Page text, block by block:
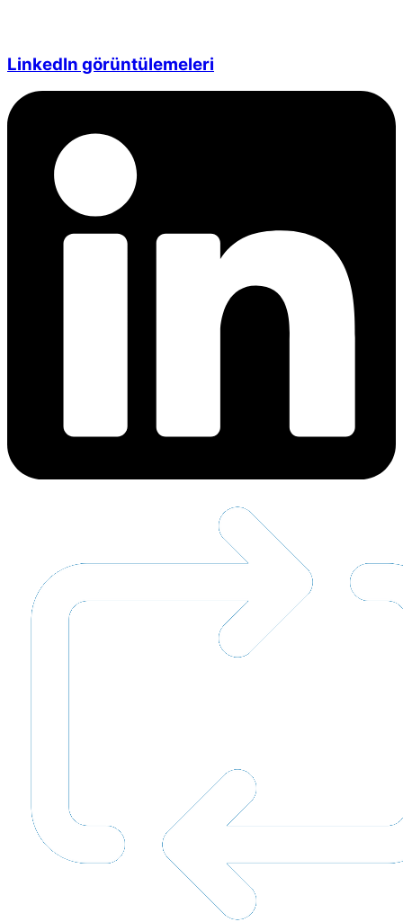
LinkedIn görüntülemeleri